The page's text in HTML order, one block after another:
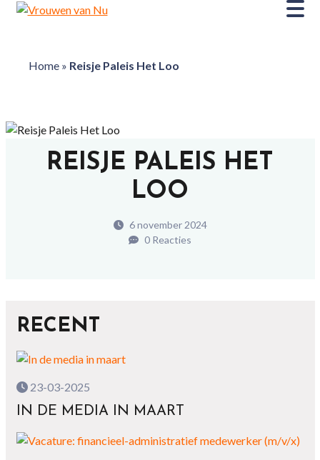
Home» Reisje Paleis Het Loo
REISJE PALEIS HET
LOO
6 november 2024
0 Reacties
RECENT
23-03-2025
IN DE MEDIA IN MAART